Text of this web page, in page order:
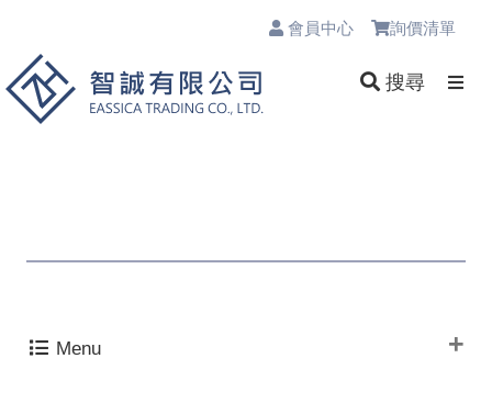
會員中心 詢價清單
搜尋
Menu